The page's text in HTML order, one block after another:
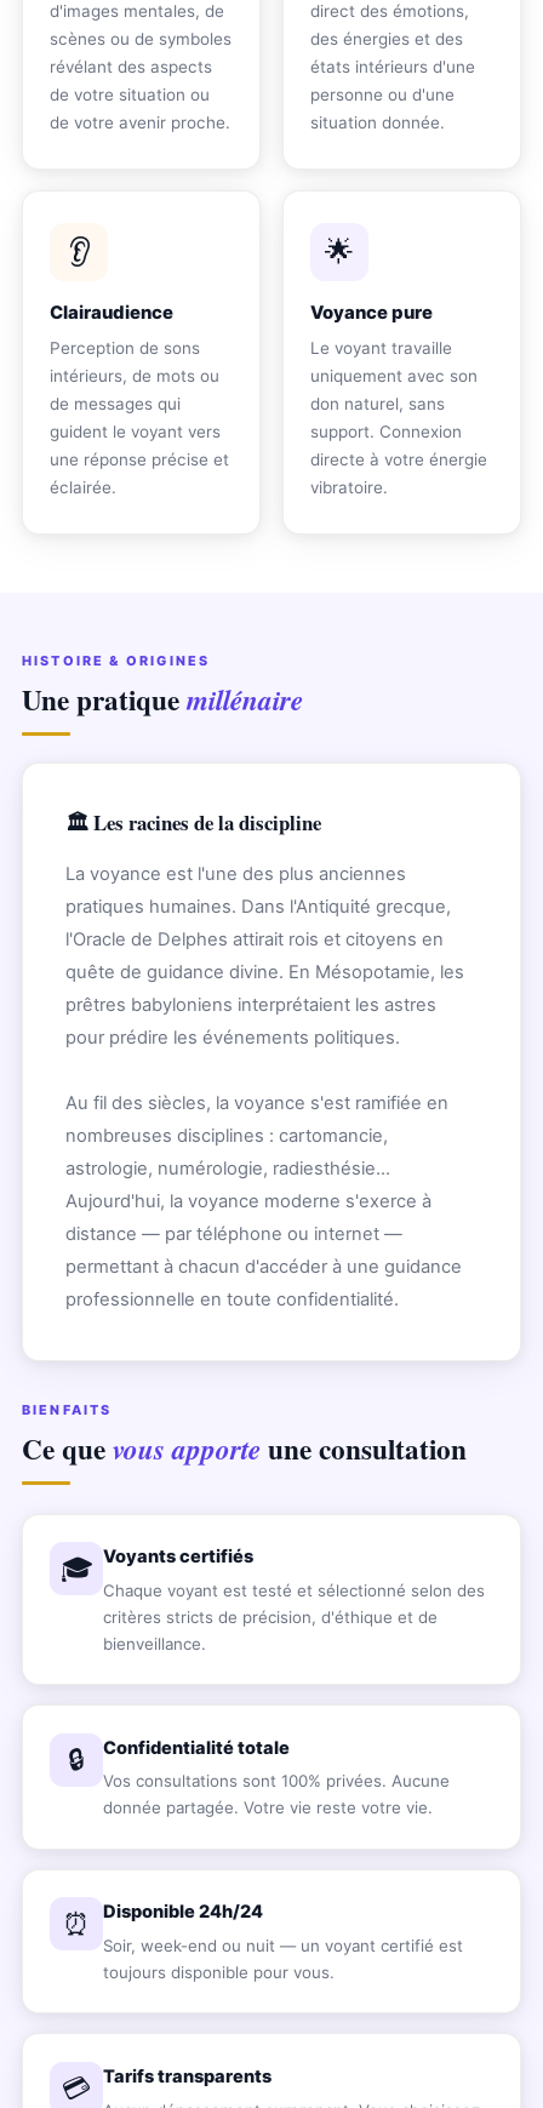
d'images mentales, de
scènes ou de symboles
révélant des aspects
de votre situation ou
de votre avenir proche.
direct des émotions,
des énergies et des
états intérieurs d'une
personne ou d'une
situation donnée.
👂
Clairaudience
Perception de sons
intérieurs, de mots ou
de messages qui
guident le voyant vers
une réponse précise et
éclairée.
🌟
Voyance pure
Le voyant travaille
uniquement avec son
don naturel, sans
support. Connexion
directe à votre énergie
vibratoire.
HISTOIRE & ORIGINES
Une pratiquemillénaire
🏛️ Les racines de la discipline
La voyance est l'une des plus anciennes
pratiques humaines. Dans l'Antiquité grecque,
l'Oracle de Delphes attirait rois et citoyens en
quête de guidance divine. En Mésopotamie, les
prêtres babyloniens interprétaient les astres
pour prédire les événements politiques.
Au fil des siècles, la voyance s'est ramifiée en
nombreuses disciplines : cartomancie,
astrologie, numérologie, radiesthésie…
Aujourd'hui, la voyance moderne s'exerce à
distance — par téléphone ou internet —
permettant à chacun d'accéder à une guidance
professionnelle en toute confidentialité.
BIENFAITS
Ce quevous apporte une consultation
🎓 Voyants certifiés
Chaque voyant est testé et sélectionné selon des
critères stricts de précision, d'éthique et de
bienveillance.
🔒 Confidentialité totale
Vos consultations sont 100% privées. Aucune
donnée partagée. Votre vie reste votre vie.
⏰ Disponible 24h/24
Soir, week-end ou nuit — un voyant certifié est
toujours disponible pour vous.
💳 Tarifs transparents